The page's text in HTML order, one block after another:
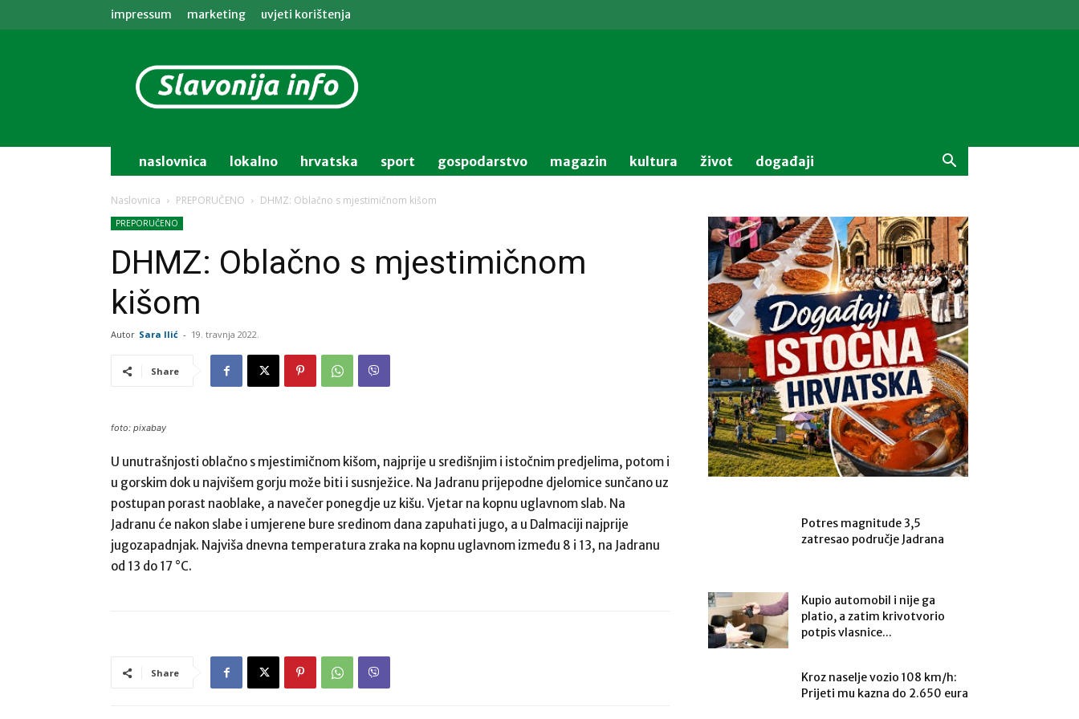
impressum marketing uvjeti korištenja
info
naslovnica lokalno hrvatska sport gospodarstvo magazin kultura život događaji
Naslovnica PREPORUČENO DHMZ: Oblačno s mjestimičnom kišom
PREPORUČENO
DHMZ: Oblačno s mjestimičnom
kišom
Autor Sara Ilić - 19. travnja 2022.
Share
foto: pixabay
U unutrašnjosti oblačno s mjestimičnom kišom, najprije u središnjim i istočnim predjelima, potom i
u gorskim dok u najvišem gorju može biti i susnježice. Na Jadranu prijepodne djelomice sunčano uz
postupan porast naoblake, a navečer ponegdje uz kišu. Vjetar na kopnu uglavnom slab. Na
Jadranu će nakon slabe i umjerene bure sredinom dana zapuhati jugo, a u Dalmaciji najprije
jugozapadnjak. Najviša dnevna temperatura zraka na kopnu uglavnom između 8 i 13, na Jadranu
od 13 do 17 °C.
Share
Potres magnitude 3,5
zatresao područje Jadrana
Kupio automobil i nije ga
platio, a zatim krivotvorio
potpis vlasnice...
Kroz naselje vozio 108 km/h:
Prijeti mu kazna do 2.650 eura